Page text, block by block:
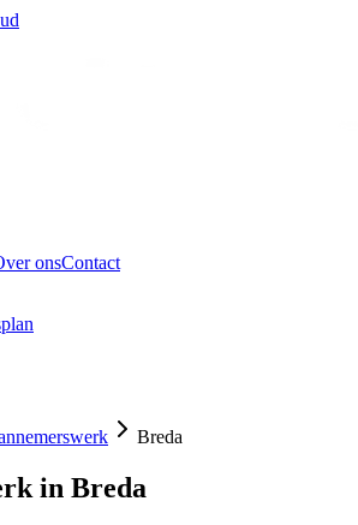
onsContact
Breda
in Breda